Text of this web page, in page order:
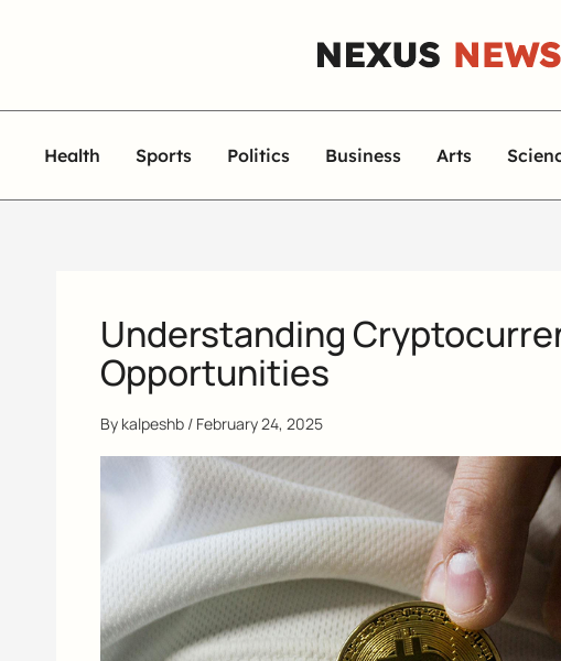
Health Sports Politics Business Arts
Understanding
Opportunities
By kalpeshb / February 24, 2025